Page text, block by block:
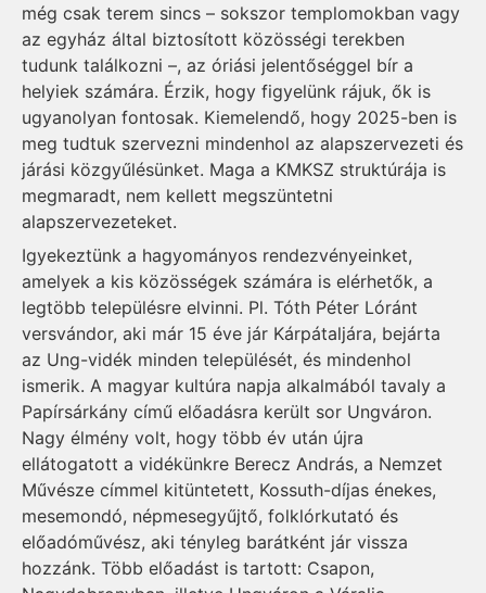
még csak terem sincs – sokszor templomokban vagy
az egyház által biztosított közösségi terekben
tudunk találkozni –, az óriási jelentőséggel bír a
helyiek számára. Érzik, hogy figyelünk rájuk, ők is
ugyanolyan fontosak. Kiemelendő, hogy 2025-ben is
meg tudtuk szervezni mindenhol az alapszervezeti és
járási közgyűlésünket. Maga a KMKSZ struktúrája is
megmaradt, nem kellett megszüntetni
alapszervezeteket.
Igyekeztünk a hagyományos rendezvényeinket,
amelyek a kis közösségek számára is elérhetők, a
legtöbb településre elvinni. Pl. Tóth Péter Lóránt
versvándor, aki már 15 éve jár Kárpátaljára, bejárta
az Ung-vidék minden települését, és mindenhol
ismerik. A magyar kultúra napja alkalmából tavaly a
Papírsárkány című előadásra került sor Ungváron.
Nagy élmény volt, hogy több év után újra
ellátogatott a vidékünkre Berecz András, a Nemzet
Művésze címmel kitüntetett, Kossuth-díjas énekes,
mesemondó, népmesegyűjtő, folklórkutató és
előadóművész, aki tényleg barátként jár vissza
hozzánk. Több előadást is tartott: Csapon,